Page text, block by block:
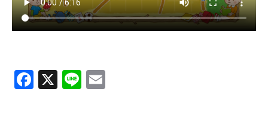
やまがた情熱市場
F
a
X Li
n